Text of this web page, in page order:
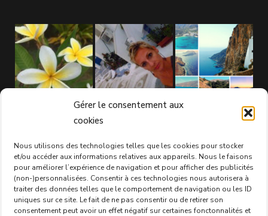
Gérer le consentement aux
cookies
Nous utilisons des technologies telles que les cookies pour stocker
et/ou accéder aux informations relatives aux appareils. Nous le faisons
pour améliorer l’expérience de navigation et pour afficher des publicités
(non-)personnalisées. Consentir à ces technologies nous autorisera à
traiter des données telles que le comportement de navigation ou les ID
uniques sur ce site. Le fait de ne pas consentir ou de retirer son
consentement peut avoir un effet négatif sur certaines fonctonnalités et